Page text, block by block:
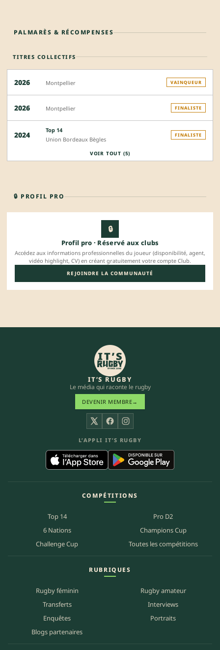
PALMARÈS & RÉCOMPENSES
TITRES COLLECTIFS
2026 Montpellier VAINQUEUR
2026 Montpellier FINALISTE
2024
Top 14
Union Bordeaux Bègles
FINALISTE
VOIR TOUT (5)
🔒 PROFIL PRO
🔒
Profil pro · Réservé aux clubs
Accédez aux informations professionnelles du joueur (disponibilité, agent,
vidéo highlight, CV) en créant gratuitement votre compte Club.
REJOINDRE LA COMMUNAUTÉ
IT’S RUGBY
Le média qui raconte le rugby
DEVENIR MEMBRE→
X FacebookInstagram
L’APPLI IT’S RUGBY
COMPÉTITIONS
Top 14
Pro D2
6 Nations
Champions Cup
Challenge Cup
Toutes les compétitions
RUBRIQUES
Rugby féminin
Rugby amateur
Transferts
Interviews
Enquêtes
Portraits
Blogs partenaires